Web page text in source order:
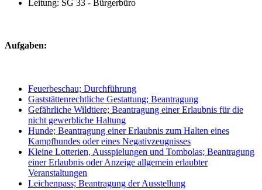
Leitung: SG 33 - Bürgerbüro
Aufgaben:
Feuerbeschau; Durchführung
Gaststättenrechtliche Gestattung; Beantragung
Gefährliche Wildtiere; Beantragung einer Erlaubnis für die
nicht gewerbliche Haltung
Hunde; Beantragung einer Erlaubnis zum Halten eines
Kampfhundes oder eines Negativzeugnisses
Kleine Lotterien, Ausspielungen und Tombolas; Beantragung
einer Erlaubnis oder Anzeige allgemein erlaubter
Veranstaltungen
Leichenpass; Beantragung der Ausstellung